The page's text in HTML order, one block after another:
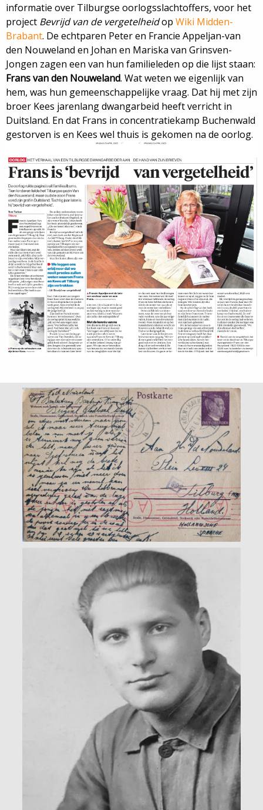
informatie over Tilburgse oorlogsslachtoffers, voor het
project Bevrijd van de vergetelheidop Wiki Midden-
Brabant. De echtparen Peter en Francie Appeljan-van
den Nouweland en Johan en Mariska van Grinsven-
Jongen zagen een van hun familieleden op die lijst staan:
Frans van den Nouweland. Wat weten we eigenlijk van
hem, was hun gemeenschappelijke vraag. Dat hij met zijn
broer Kees jarenlang dwangarbeid heeft verricht in
Duitsland. En dat Frans in concentratiekamp Buchenwald
gestorven is en Kees wel thuis is gekomen na de oorlog.